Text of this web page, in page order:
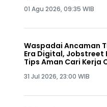
01 Agu 2026, 09:35 WIB
Waspadai Ancaman
Era Digital, Jobstreet
Tips Aman Cari Kerja
31 Jul 2026, 23:00 WIB